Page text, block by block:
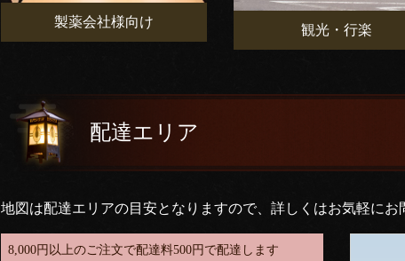
製薬会社様向け
観光・行楽
配達エリア
地図は配達エリアの目安となりますので、詳しくはお気軽にお
8,000円以上のご注文で配達料500円で配達します